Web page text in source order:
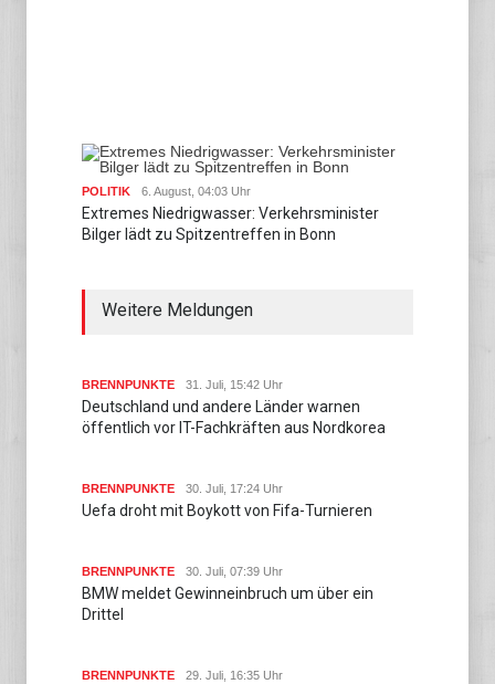
POLITIK 6. August, 04:03 Uhr
Extremes Niedrigwasser: Verkehrsminister
Bilger lädt zu Spitzentreffen in Bonn
Weitere Meldungen
BRENNPUNKTE 31. Juli, 15:42 Uhr
Deutschland und andere Länder warnen
öffentlich vor IT-Fachkräften aus Nordkorea
BRENNPUNKTE 30. Juli, 17:24 Uhr
Uefa droht mit Boykott von Fifa-Turnieren
BRENNPUNKTE 30. Juli, 07:39 Uhr
BMW meldet Gewinneinbruch um über ein
Drittel
BRENNPUNKTE 29. Juli, 16:35 Uhr